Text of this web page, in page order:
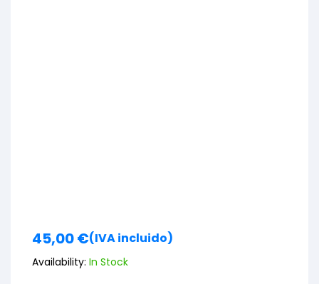
45,00€(IVA incluido)
Availability: In Stock